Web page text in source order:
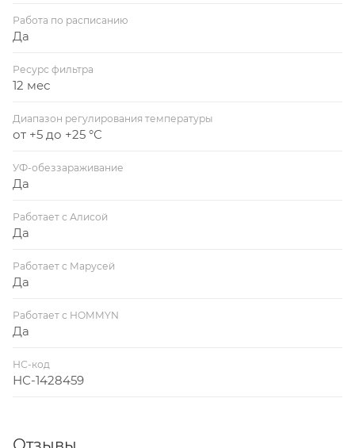
Работа по расписанию
Да
Ресурс фильтра
12 мес
Диапазон регулирования температуры
от +5 до +25 °С
УФ-обеззараживание
Да
Работает с Алисой
Да
Работает с Марусей
Да
Работает с HOMMYN
Да
НС-код
НС-1428459